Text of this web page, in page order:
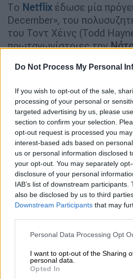
Do Not Process My Personal
If you wish to opt-out of the sale,
processing of your personal or
targeted advertising by us, please
section to confirm your selection.
opt-out request is processed you
interest-based ads based on
us or personal information disclosed
your opt-out. You may separately
disclosure of your personal
IAB’s list of downstream
also be disclosed by us to third
Downstream Participants that may
Please note that this website/app
not limited to your visit or usage
grant or deny consent to Google and
use your data for below specified
Personal Data Processing Opt
I want to opt-out of the Sharing
personal data.
Opted In
Tο Netflix έδωσε μία
December», του
του Τοντ Χέινς (Todd
πρωταγωνίστριες την
(Julianne Moore).
Είναι η έκτη φορά που
τους ο Τοντ Χέινς και η
μία ταινία που η υπόθεση
γύρω από ένα παντρεμένο
είκοσι χρόνια πριν είχε
στον Τύπο.
Πρόκειται για το
της Γκρέισι(Μουρ) και του
της, Τζο η οποία
ζήσουν ήσυχα την